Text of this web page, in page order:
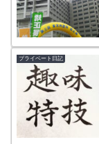
プライベート日記